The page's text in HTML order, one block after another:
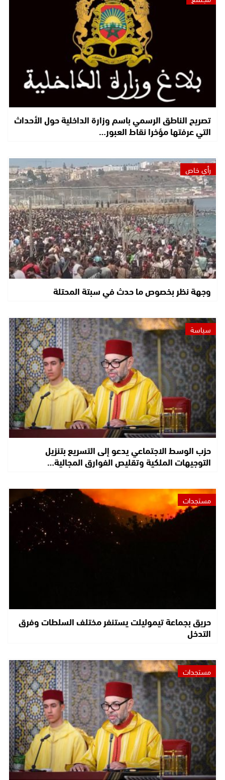
تصريح الناطق الرسمي باسم وزارة الداخلية حول الأحداث
التي عرفتها مؤخرا نقاط العبور…
رأي خاص
وجهة نظر بخصوص ما حدث في سبتة المحتلة
سياسة
حزب الوسط الاجتماعي يدعو إلى التسريع بتنزيل
التوجيهات الملكية وتقليص الفوارق المجالية…
مستجدات
حريق بجماعة تيموليلت يستنفر مختلف السلطات وفرق
التدخل
مستجدات